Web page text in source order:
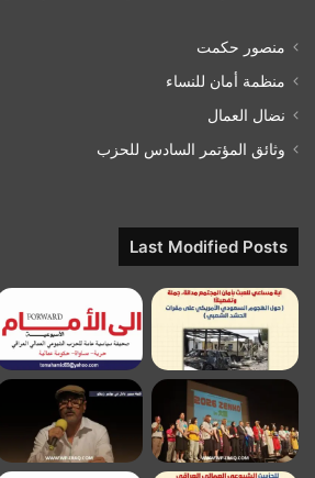
منصور حكمت
منظمة أمان للنساء
نضال العمال
وثائق المؤتمر السادس للحزب
Last Modified Posts